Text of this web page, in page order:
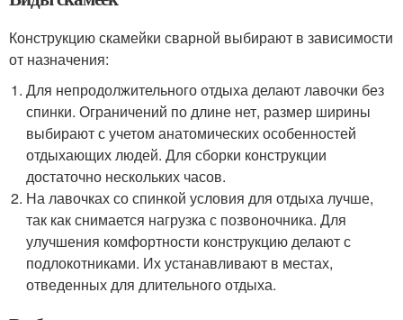
Конструкцию скамейки сварной выбирают в зависимости
от назначения:
Для непродолжительного отдыха делают лавочки без
спинки. Ограничений по длине нет, размер ширины
выбирают с учетом анатомических особенностей
отдыхающих людей. Для сборки конструкции
достаточно нескольких часов.
На лавочках со спинкой условия для отдыха лучше,
так как снимается нагрузка с позвоночника. Для
улучшения комфортности конструкцию делают с
подлокотниками. Их устанавливают в местах,
отведенных для длительного отдыха.